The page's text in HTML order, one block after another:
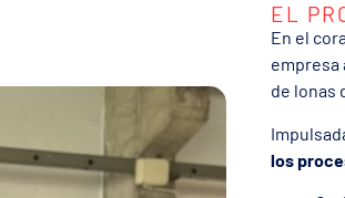
EL
En el
empresa
de lonas
los